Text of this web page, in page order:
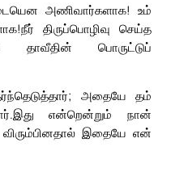
அணிவார்களாக! உம்
நீர் திருப்பொழிவு செய்த
தாவீதின் பொருட்டுப்
அதையே தம்
இது என்றென்றும் நான்
இதையே என்